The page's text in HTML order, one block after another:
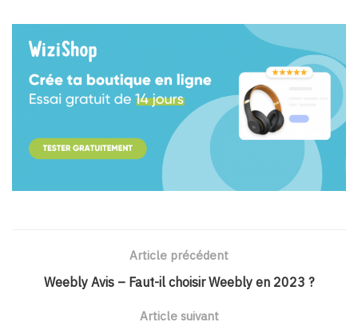
Article précédent
Weebly Avis – Faut-il choisir Weebly en 2023 ?
Article suivant